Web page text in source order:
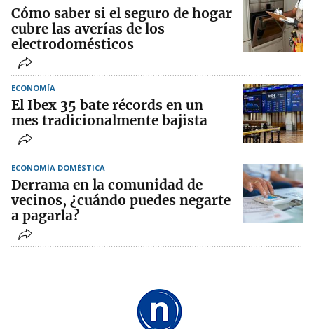
Cómo saber si el seguro de hogar
cubre las averías de los
electrodomésticos
ECONOMÍA
El Ibex 35 bate récords en un
mes tradicionalmente bajista
ECONOMÍA DOMÉSTICA
Derrama en la comunidad de
vecinos, ¿cuándo puedes negarte
a pagarla?